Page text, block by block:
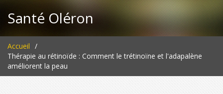
Santé Oléron
Accueil
Thérapie au rétinoïde : Comment le trétinoïne et l'adapalène
améliorent la peau